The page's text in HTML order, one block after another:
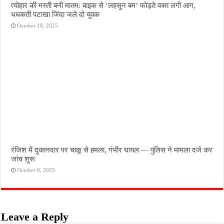
त्योहार की मस्ती बनी मातम: बाइक से ‘लहसुन बम’ फोड़ते वक्त लगी आग,
धधकती पटाखा जिंदा जले दो युवक
October 18, 2025
रंजिश में दुकानदार पर चाकू से हमला, गंभीर घायल — पुलिस ने मामला दर्ज कर
जांच शुरू
October 6, 2025
Leave a Reply